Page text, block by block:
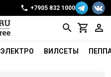
+7905 832 1000
ЭЛЕКТРО ВИЛСЕТЫ